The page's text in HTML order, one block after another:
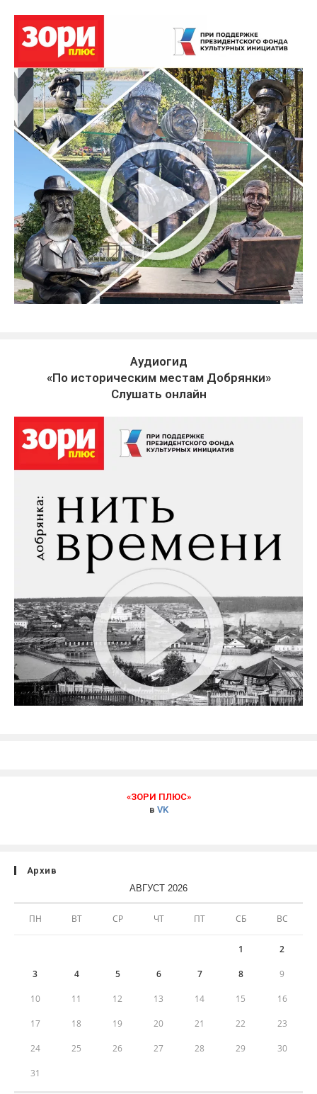
Аудиогид
«По историческим местам Добрянки»
Слушать онлайн
«ЗОРИ ПЛЮС»
в VK
Архив
АВГУСТ 2026
ПН ВТ СР ЧТ ПТ СБ ВС
1 2
3 4 5 6 7 8 9
10 11 12 13 14 15 16
17 18 19 20 21 22 23
24 25 26 27 28 29 30
31